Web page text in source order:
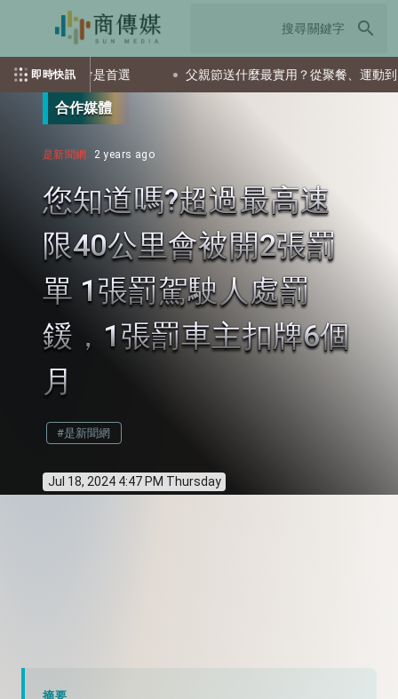
search
即時快訊
檔ETF會是首選 父親節送什麼最實用？從聚餐、運動到日
合作媒體
是新聞網 2 years ago
您知道嗎?超過最高速
限40公里會被開2張罰
單 1張罰駕駛人處罰
鍰，1張罰車主扣牌6個
月
#是新聞網
Jul 18, 2024 4:47 PM Thursday
摘要